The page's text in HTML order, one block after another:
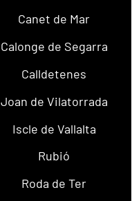
Canet de Mar
Calonge de Segarra
Calldetenes
Joan de Vilatorrada
Iscle de Vallalta
Rubió
Roda de Ter